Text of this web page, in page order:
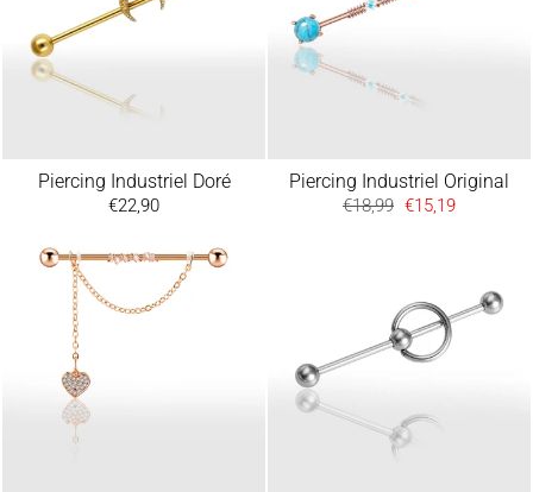
Piercing Industriel Doré
€22,90
Piercing Industriel Original
Prix
€18,99 Prix
€15,19